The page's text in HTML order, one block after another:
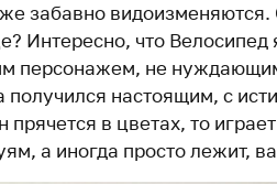
забавно
Интересно, что Велосипед
персонажем, не
получился настоящим, с
прячется в цветах, то
а иногда просто лежит,